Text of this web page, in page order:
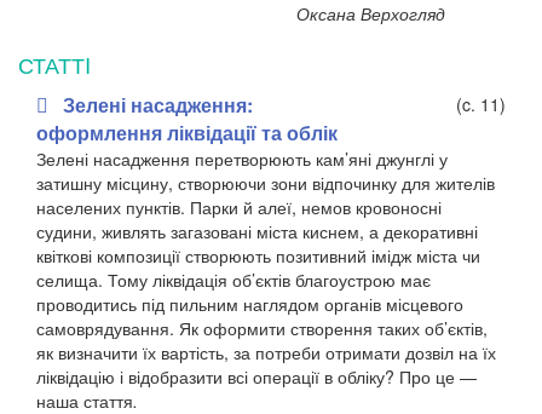
Оксана Верхогляд
СТАТТI
Зелені насадження:
оформлення ліквідації та облік
(c. 11)
Зелені насадження перетворюють кам’яні джунглі у
затишну місцину, створюючи зони відпочинку для жителів
населених пунктів. Парки й алеї, немов кровоносні
судини, живлять загазовані міста киснем, а декоративні
квіткові композиції створюють позитивний імідж міста чи
селища. Тому ліквідація об’єктів благоустрою має
проводитись під пильним наглядом органів місцевого
самоврядування. Як оформити створення таких об’єктів,
як визначити їх вартість, за потреби отримати дозвіл на їх
ліквідацію і відобразити всі операції в обліку? Про це —
наша стаття.